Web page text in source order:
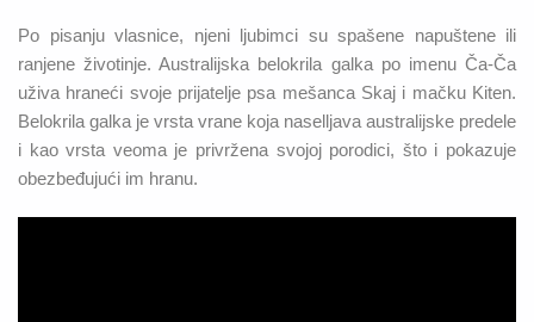
Po pisanju vlasnice, njeni ljubimci su spašene napuštene ili
ranjene životinje. Australijska belokrila galka po imenu Ča-Ča
uživa hraneći svoje prijatelje psa mešanca Skaj i mačku Kiten.
Belokrila galka je vrsta vrane koja naselljava australijske predele
i kao vrsta veoma je privržena svojoj porodici, što i pokazuje
obezbeđujući im hranu.